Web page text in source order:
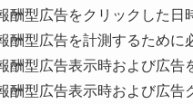
酬型広告をクリックした日
酬型広告を計測するために
酬型広告表示時および広告
酬型広告表示時および広